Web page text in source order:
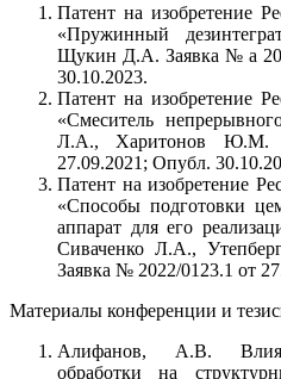
Патент на изобретение
«Пружинный
Щукин Д.А. Заявка № а
30.10.2023.
Патент на изобретение
«Смеситель
Л.А., Харитонов Ю.М.
27.09.2021; Опубл.
Патент на изобретение
«Способы подготовки
аппарат для его
Сиваченко Л.А.,
Заявка № 2022/0123.1 от
Материалы конференции и
Алифанов, А.В.
обработки на